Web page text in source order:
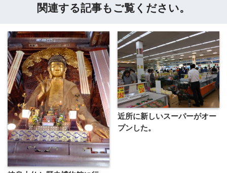
関連する記事もご覧ください。
近所に新しいスーパーがオー
プンした。